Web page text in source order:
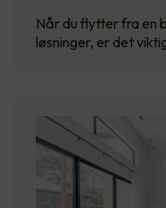
Når du flytter fra en
løsninger, er det